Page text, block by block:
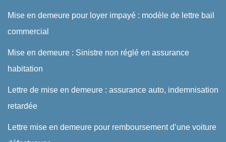
Mise en demeure pour loyer impayé : modèle de lettre bail
commercial
Mise en demeure : Sinistre non réglé en assurance
habitation
Lettre de mise en demeure : assurance auto, indemnisation
retardée
Lettre mise en demeure pour remboursement d’une voiture